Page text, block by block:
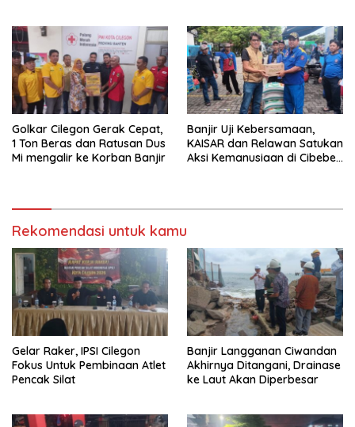
Golkar Cilegon Gerak Cepat,
1 Ton Beras dan Ratusan Dus
Mi mengalir ke Korban Banjir
Banjir Uji Kebersamaan,
KAISAR dan Relawan Satukan
Aksi Kemanusiaan di Cibeber
Rekomendasi untuk kamu
Gelar Raker, IPSI Cilegon
Fokus Untuk Pembinaan Atlet
Pencak Silat
Banjir Langganan Ciwandan
Akhirnya Ditangani, Drainase
ke Laut Akan Diperbesar